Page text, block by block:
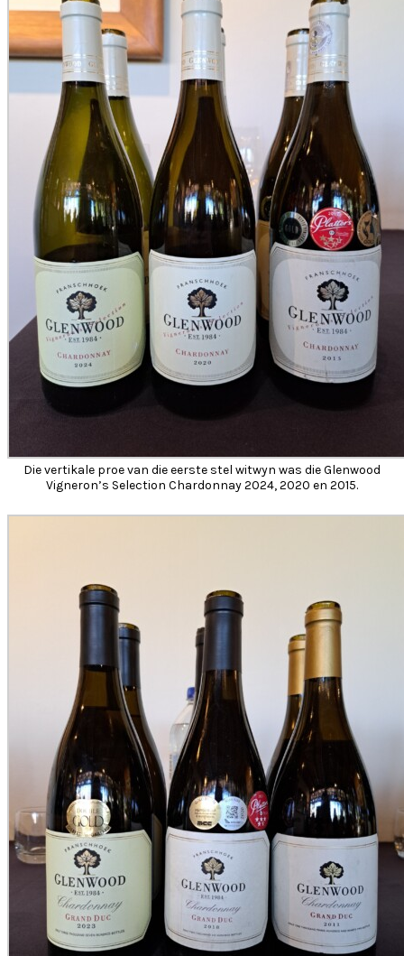
Die vertikale proe van die eerste stel witwyn was die Glenwood
Vigneron’s Selection Chardonnay 2024, 2020 en 2015.